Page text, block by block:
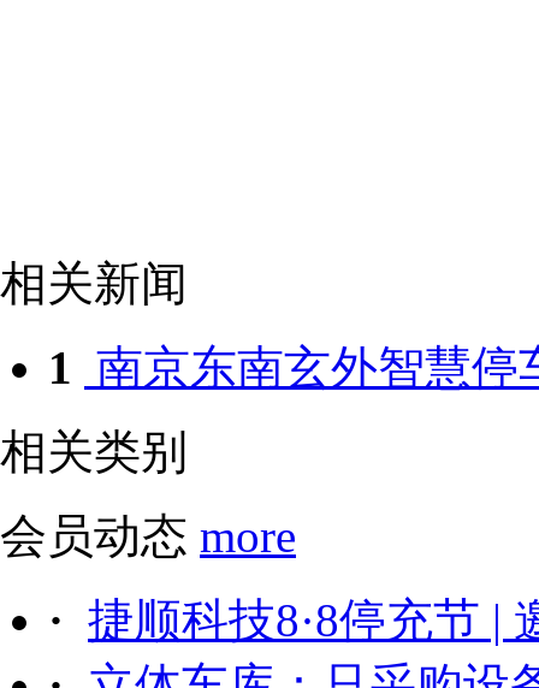
相关新闻
1 南京东南玄外智慧停
相关类别
会员动态 more
· 捷顺科技8·8停充节 |